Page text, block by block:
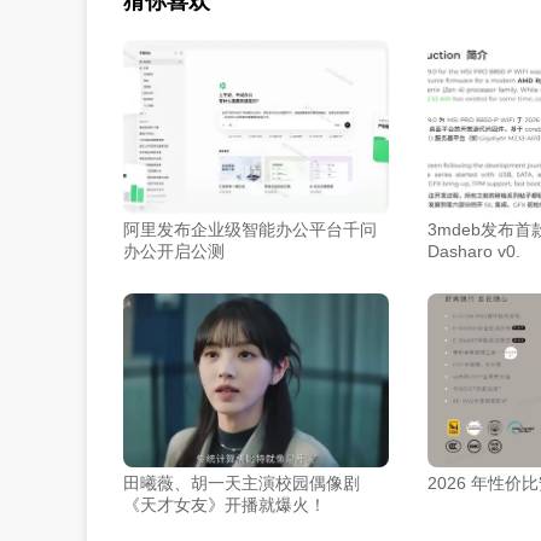
阿里发布企业级智能办公平台千问
办公开启公测
3mdeb发布首
Dasharo v0.
田曦薇、胡一天主演校园偶像剧
《天才女友》开播就爆火！
2026 年性价